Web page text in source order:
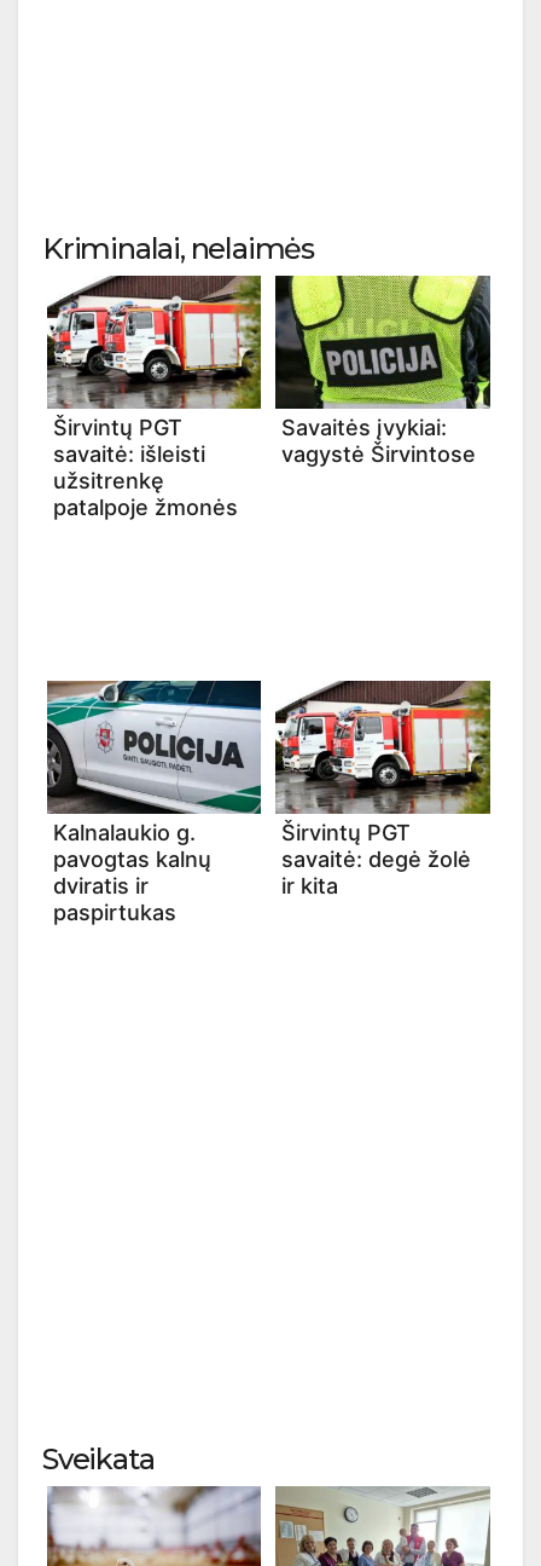
Kriminalai, nelaimės
Širvintų PGT
savaitė: išleisti
užsitrenkę
patalpoje žmonės
Savaitės įvykiai:
vagystė Širvintose
Kalnalaukio g.
pavogtas kalnų
dviratis ir
paspirtukas
Širvintų PGT
savaitė: degė žolė
ir kita
Sveikata